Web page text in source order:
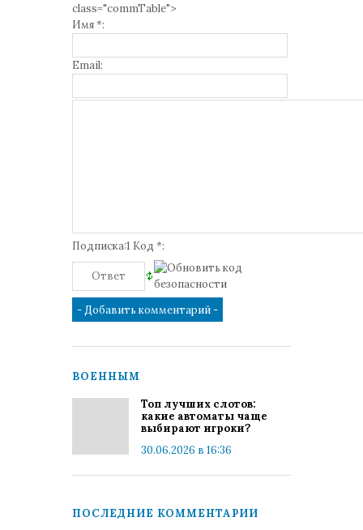
class="commTable">
Имя *:
Email:
Подписка:1 Код *:
ВОЕННЫМ
Топ лучших слотов:
какие автоматы чаще
выбирают игроки?
30.06.2026 в 16:36
ПОСЛЕДНИЕ КОММЕНТАРИИ